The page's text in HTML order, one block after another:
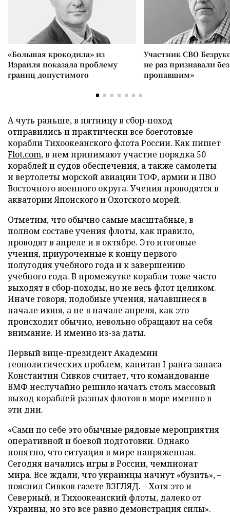
«Большая крокодила» из
Израиля показала проблему
границ допустимого
Участник СВО
не раз признавали
пропавшим»
А чуть раньше, в пятницу в сбор-поход
отправились и практически все боеготовые
корабли Тихоокеанского флота России. Как пишет
Flot.com,в нем принимают участие порядка 50
кораблей и судов обеспечения, а также самолеты
и вертолеты морской авиации ТОФ, армии и ПВО
Восточного военного округа. Учения проводятся в
акватории Японского и Охотского морей.
Отметим, что обычно самые масштабные, в
полном составе учения флоты, как правило,
проводят в апреле и в октябре. Это итоговые
учения, приуроченные к концу первого
полугодия учебного года и к завершению
учебного года. В промежутке корабли тоже часто
выходят в сбор-походы, но не весь флот целиком.
Иначе говоря, подобные учения, начавшиеся в
начале июня, а не в начале апреля, как это
происходит обычно, невольно обращают на себя
внимание. И именно из-за даты.
Первый вице-президент Академии
геополитических проблем, капитан I ранга запаса
Константин Сивков считает, что командование
ВМФ неслучайно решило начать столь массовый
выход кораблей разных флотов в море именно в
эти дни.
«Сами по себе это обычные рядовые мероприятия
оперативной и боевой подготовки. Однако
понятно, что ситуация в мире напряженная.
Сегодня начались игры в России, чемпионат
мира. Все ждали, что украинцы начнут «бузить», ­–
пояснил Сивков газете ВЗГЛЯД. – Хотя это и
Северный, и Тихоокеанский флоты, далеко от
Украины, но это все равно демонстрация силы».